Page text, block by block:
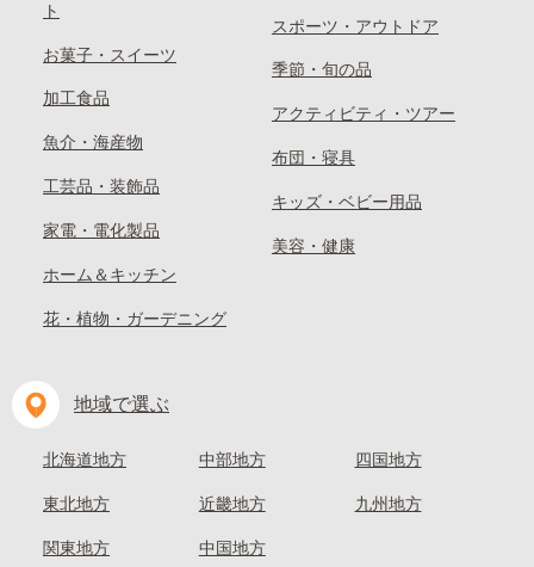
ト
お菓子・スイーツ
加工食品
魚介・海産物
工芸品・装飾品
家電・電化製品
ホーム＆キッチン
花・植物・ガーデニング
スポーツ・アウトドア
季節・旬の品
アクティビティ・ツアー
布団・寝具
キッズ・ベビー用品
美容・健康
地域で選ぶ
北海道地方
東北地方
関東地方
中部地方
近畿地方
中国地方
四国地方
九州地方